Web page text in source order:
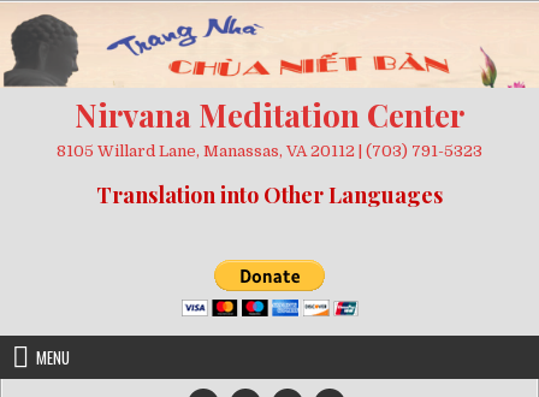
to
content
Nirvana Meditation Center
8105 Willard Lane, Manassas, VA 20112 | (703) 791-5323
Translation into Other Languages
MENU